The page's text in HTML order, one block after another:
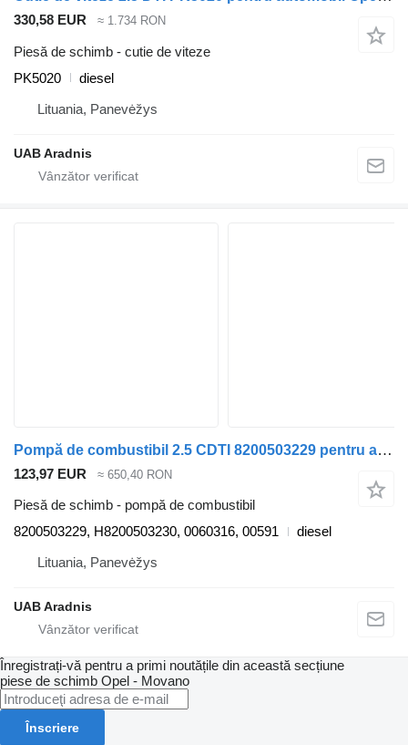
330,58 EUR ≈ 1.734 RON
Piesă de schimb - cutie de viteze
PK5020
diesel
Lituania, Panevėžys
UAB Aradnis
Pompă de combustibil 2.5 CDTI 8200503229 pentru automobil Opel MOVANO Flatbed (U9, E9)
123,97 EUR ≈ 650,40 RON
Piesă de schimb - pompă de combustibil
8200503229, H8200503230, 0060316, 00591
diesel
Lituania, Panevėžys
UAB Aradnis
Înregistrați-vă pentru a primi noutățile din această secțiune
piese de schimb Opel - Movano
Înscriere